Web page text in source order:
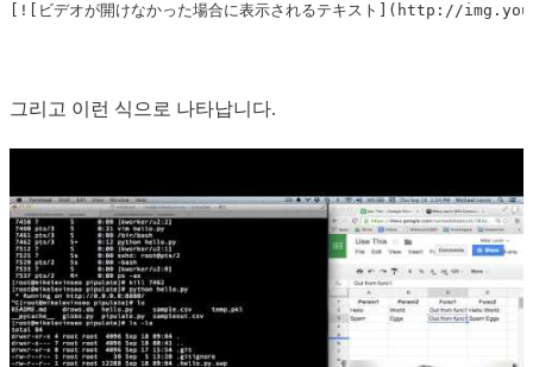
![ビデオが開けなかった場合に表示されるテキスト ]( http://
그리고 이런 식으로 나타납니다.